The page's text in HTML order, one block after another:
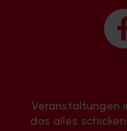
Veranstaltungen
das alles